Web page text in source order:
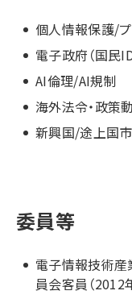
個人情報保護/
電子政府（国民
AI倫理/AI規制
海外法令・政策
新興国/途上国
委員等
電子情報技術産
員会客員（2012